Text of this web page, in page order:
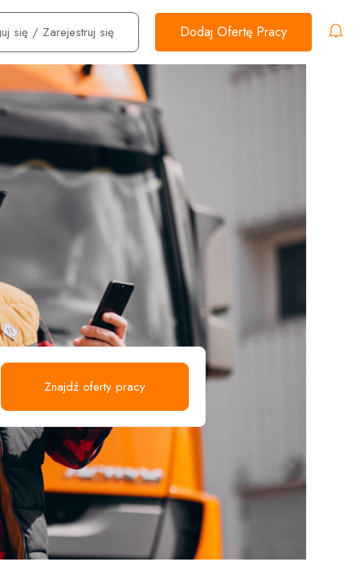
się / Zarejestruj się Dodaj Ofertę Pracy
Znajdź oferty pracy